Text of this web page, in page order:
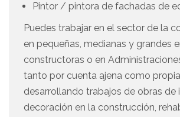
Pintor / pintora de fachadas de
Puedes trabajar en el sector de la
en pequeñas, medianas y grandes
constructoras o en
tanto por cuenta ajena como
desarrollando trabajos de obras de
decoración en la construcción,